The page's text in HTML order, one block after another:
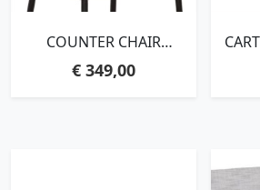
COUNTER CHAIR
POLARIS NATURAL, SEAT
€349,00